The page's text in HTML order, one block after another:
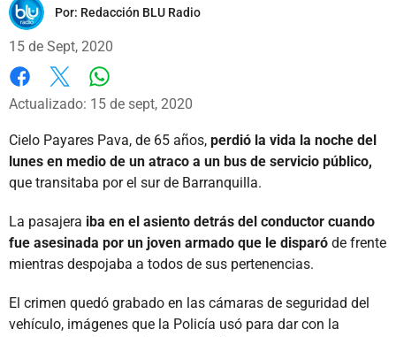
Por: Redacción BLU Radio
15 de Sept, 2020
Facebook
X
Actualizado: 15 de sept, 2020
Cielo Payares Pava, de 65 años, perdió la vida la noche del
lunes en medio de un atraco a un bus de servicio público,
que transitaba por el sur de Barranquilla.
La pasajera iba en el asiento detrás del conductor cuando
fue asesinada por un joven armado que le disparó de frente
mientras despojaba a todos de sus pertenencias.
El crimen quedó grabado en las cámaras de seguridad del
vehículo, imágenes que la Policía usó para dar con la